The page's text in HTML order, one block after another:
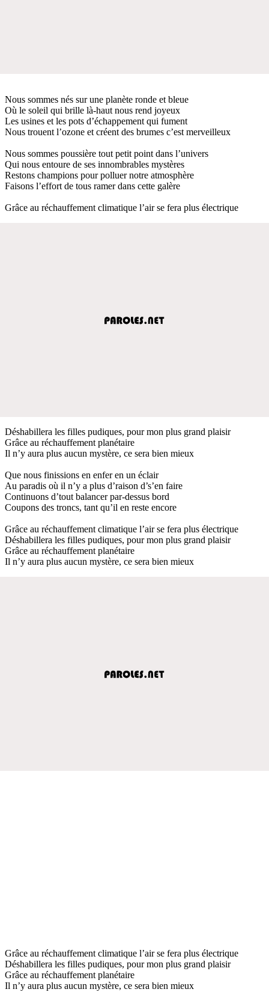
Nous sommes nés sur une planète ronde et bleue
Où le soleil qui brille là-haut nous rend joyeux
Les usines et les pots d’échappement qui fument
Nous trouent l’ozone et créent des brumes c’est merveilleux
Nous sommes poussière tout petit point dans l’univers
Qui nous entoure de ses innombrables mystères
Restons champions pour polluer notre atmosphère
Faisons l’effort de tous ramer dans cette galère
Grâce au réchauffement climatique l’air se fera plus électrique
Déshabillera les filles pudiques, pour mon plus grand plaisir
Grâce au réchauffement planétaire
Il n’y aura plus aucun mystère, ce sera bien mieux
Que nous finissions en enfer en un éclair
Au paradis où il n’y a plus d’raison d’s’en faire
Continuons d’tout balancer par-dessus bord
Coupons des troncs, tant qu’il en reste encore
Grâce au réchauffement climatique l’air se fera plus électrique
Déshabillera les filles pudiques, pour mon plus grand plaisir
Grâce au réchauffement planétaire
Il n’y aura plus aucun mystère, ce sera bien mieux
Grâce au réchauffement climatique l’air se fera plus électrique
Déshabillera les filles pudiques, pour mon plus grand plaisir
Grâce au réchauffement planétaire
Il n’y aura plus aucun mystère, ce sera bien mieux